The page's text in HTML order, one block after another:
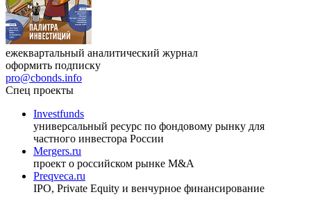
ежеквартальный аналитический журнал
оформить подписку
pro@cbonds.info
Спец проекты
Investfunds
универсальный ресурс по фондовому рынку для
частного инвестора России
Mergers.ru
проект о российском рынке M&A
Preqveca.ru
IPO, Private Equity и венчурное финансирование